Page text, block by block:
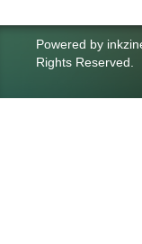
Powered by
Rights Reserved.